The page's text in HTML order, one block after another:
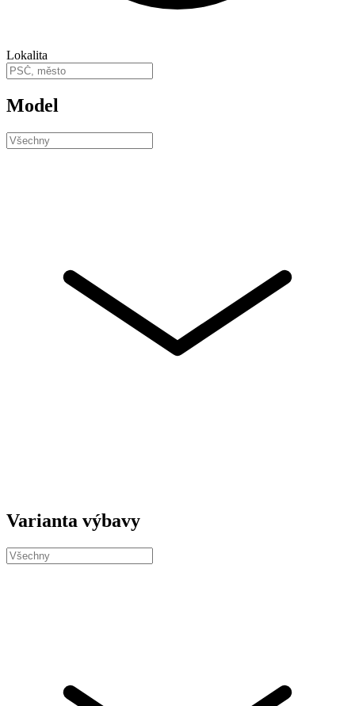
Lokalita
Model
Varianta výbavy